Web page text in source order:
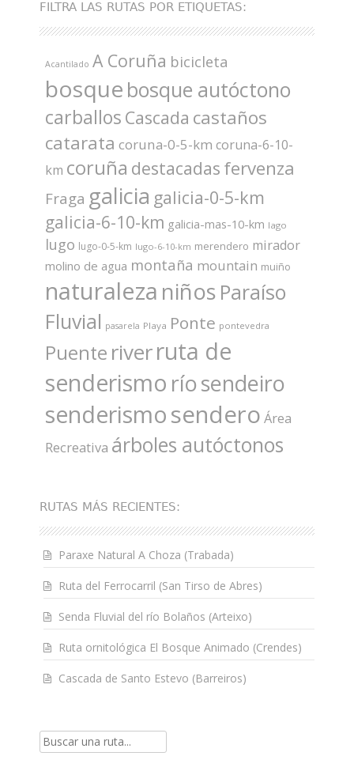
FILTRA LAS RUTAS POR ETIQUETAS:
Acantilado A Coruña bicicleta
bosque bosque autóctono
carballos Cascada castaños
catarata coruna-0-5-km coruna-6-10-
km coruña destacadas fervenza
Fraga galicia galicia-0-5-km
galicia-6-10-km galicia-mas-10-km lago
lugo lugo-0-5-km lugo-6-10-km merendero mirador
molino de agua montaña mountain muiño
naturaleza niños Paraíso
Fluvial pasarela Playa Ponte pontevedra
Puente riverruta de
senderismo ríosendeiro
senderismosendero Área
Recreativa árboles autóctonos
RUTAS MÁS RECIENTES:
Paraxe Natural A Choza (Trabada)
Ruta del Ferrocarril (San Tirso de Abres)
Senda Fluvial del río Bolaños (Arteixo)
Ruta ornitológica El Bosque Animado (Crendes)
Cascada de Santo Estevo (Barreiros)